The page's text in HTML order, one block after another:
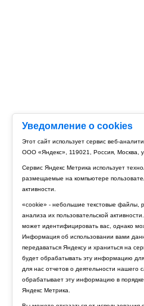
Уведомление о cookies
Этот сайт использует сервис веб-
ООО «Яндекс», 119021, Россия, Москва,
Сервис Яндекс Метрика использует
размещаемые на компьютере
активности.
«cookie» - небольшие текстовые файлы,
анализа их пользовательской
может идентифицировать вас, однако
Информация об использовании вами
передаваться Яндексу и храниться на
будет обрабатывать эту информацию
для нас отчетов о деятельности нашего
обрабатывает эту информацию в
Яндекс Метрика.